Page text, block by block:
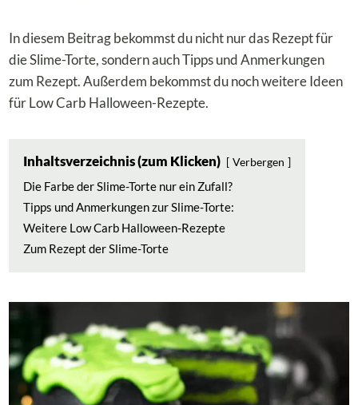
In diesem Beitrag bekommst du nicht nur das Rezept für
die Slime-Torte, sondern auch Tipps und Anmerkungen
zum Rezept. Außerdem bekommst du noch weitere Ideen
für Low Carb Halloween-Rezepte.
Inhaltsverzeichnis (zum Klicken) Verbergen
Die Farbe der Slime-Torte nur ein Zufall?
Tipps und Anmerkungen zur Slime-Torte:
Weitere Low Carb Halloween-Rezepte
Zum Rezept der Slime-Torte